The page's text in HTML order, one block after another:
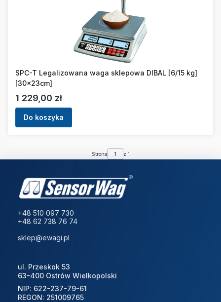
SPC-T Legalizowana waga sklepowa DIBAL [6/15 kg]
[30x23cm]
Cena
1 229,00 zł
Do koszyka
Strona z 1
+48 510 097 730
+48 62 738 76 74
sklep@ewagi.pl
ul. Przeskok 53
63-400 Ostrów Wielkopolski
NIP: 622-237-79-61
REGON: 251009765